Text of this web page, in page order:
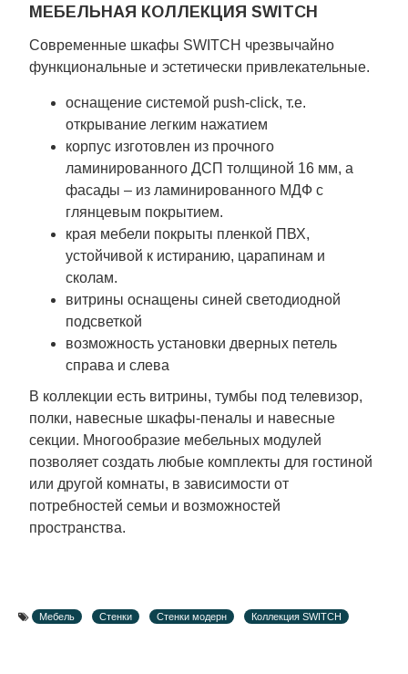
МЕБЕЛЬНАЯ КОЛЛЕКЦИЯ SWITCH
Современные шкафы SWITCH чрезвычайно
функциональные и эстетически привлекательные.
оснащение системой push-click, т.е.
открывание легким нажатием
корпус изготовлен из прочного
ламинированного ДСП толщиной 16 мм, а
фасады – из ламинированного МДФ с
глянцевым покрытием.
края мебели покрыты пленкой ПВХ,
устойчивой к истиранию, царапинам и
сколам.
витрины оснащены синей светодиодной
подсветкой
возможность установки дверных петель
справа и слева
В коллекции есть витрины, тумбы под телевизор,
полки, навесные шкафы-пеналы и навесные
секции. Многообразие мебельных модулей
позволяет создать любые комплекты для гостиной
или другой комнаты, в зависимости от
потребностей семьи и возможностей
пространства.
Мебель Стенки Стенки модерн Коллекция SWITCH